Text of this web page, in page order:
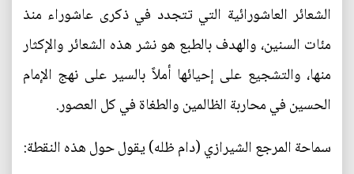
الشعائر العاشورائية التي تتجدد في ذكرى عاشوراء منذ
مئات السنين، والهدف بالطبع هو نشر هذه الشعائر والإكثار
منها، والتشجيع على إحيائها أملاً بالسير على نهج الإمام
الحسين في محاربة الظالمين والطغاة في كل العصور.
سماحة المرجع الشيرازي (دام ظله) يقول حول هذه النقطة: